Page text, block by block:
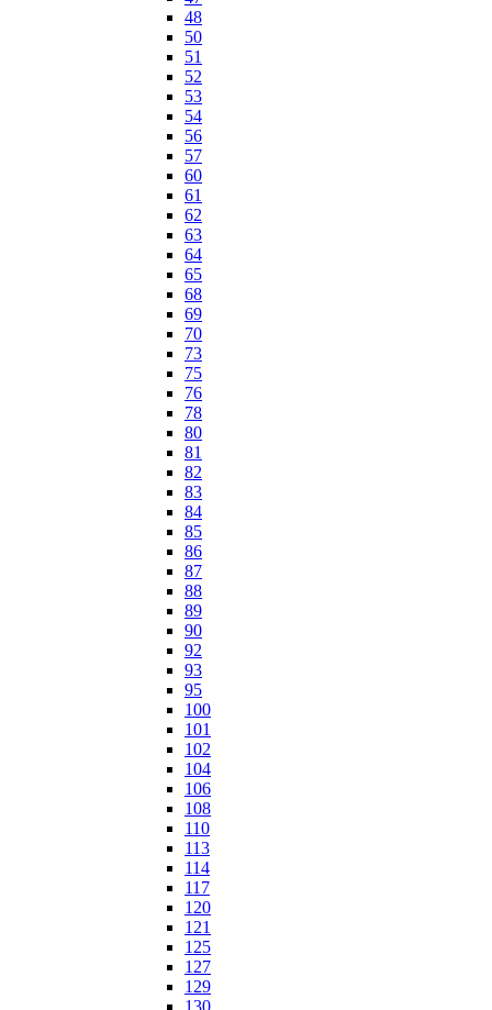
48
50
51
52
53
54
56
57
60
61
62
63
64
65
68
69
70
73
75
76
78
80
81
82
83
84
85
86
87
88
89
90
92
93
95
100
101
102
104
106
108
110
113
114
117
120
121
125
127
129
130